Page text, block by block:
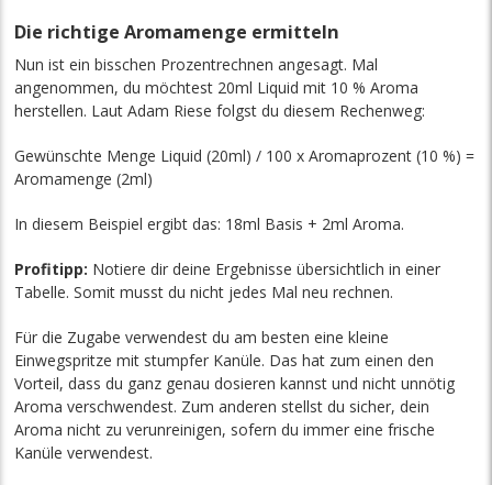
Die richtige Aromamenge ermitteln
Nun ist ein bisschen Prozentrechnen angesagt. Mal
angenommen, du möchtest 20ml Liquid mit 10 % Aroma
herstellen. Laut Adam Riese folgst du diesem Rechenweg:
Gewünschte Menge Liquid (20ml) / 100 x Aromaprozent (10 %) =
Aromamenge (2ml)
In diesem Beispiel ergibt das: 18ml Basis + 2ml Aroma.
Profitipp: Notiere dir deine Ergebnisse übersichtlich in einer
Tabelle. Somit musst du nicht jedes Mal neu rechnen.
Für die Zugabe verwendest du am besten eine kleine
Einwegspritze mit stumpfer Kanüle. Das hat zum einen den
Vorteil, dass du ganz genau dosieren kannst und nicht unnötig
Aroma verschwendest. Zum anderen stellst du sicher, dein
Aroma nicht zu verunreinigen, sofern du immer eine frische
Kanüle verwendest.